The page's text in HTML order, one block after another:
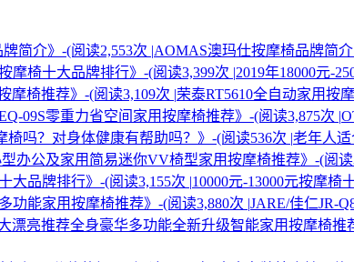
简介》-(阅读2,553次 |AOMAS澳玛仕按摩椅品牌简介
摩椅十大品牌排行》-(阅读3,399次 |2019年18000元-
摩椅推荐》-(阅读3,109次 |荣泰RT5610全自动家用按
09S零重力省空间家用按摩椅推荐》-(阅读3,875次 |
吗？对身体健康有帮助吗？》-(阅读536次 |老年人适
办公及家用简易迷你VV椅型家用按摩椅推荐》-(阅读
大品牌排行》-(阅读3,155次 |10000元-13000元按摩椅
功能家用按摩椅推荐》-(阅读3,880次 |JARE/佳仁JR-
漂亮推荐全身豪华多功能全新升级智能家用按摩椅推